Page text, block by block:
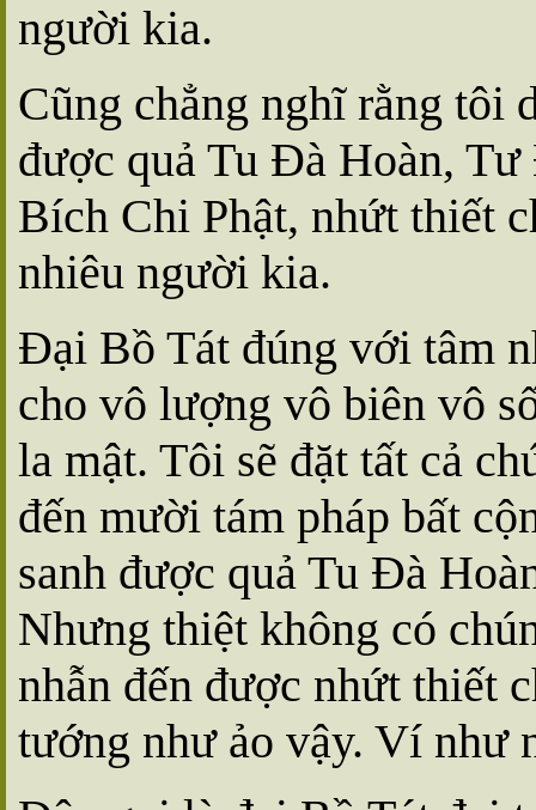
người kia.
Cũng chẳng nghĩ rằng tôi
được quả Tu Ðà Hoàn,
Bích Chi Phật, nhứt thiết
nhiêu người kia.
Ðại Bồ Tát đúng với tâm
cho vô lượng vô biên vô
la mật. Tôi sẽ đặt tất cả
đến mười tám pháp bất
sanh được quả Tu Ðà
Nhưng thiệt không có
nhẫn đến được nhứt thiết
tướng như ảo vậy. Ví như